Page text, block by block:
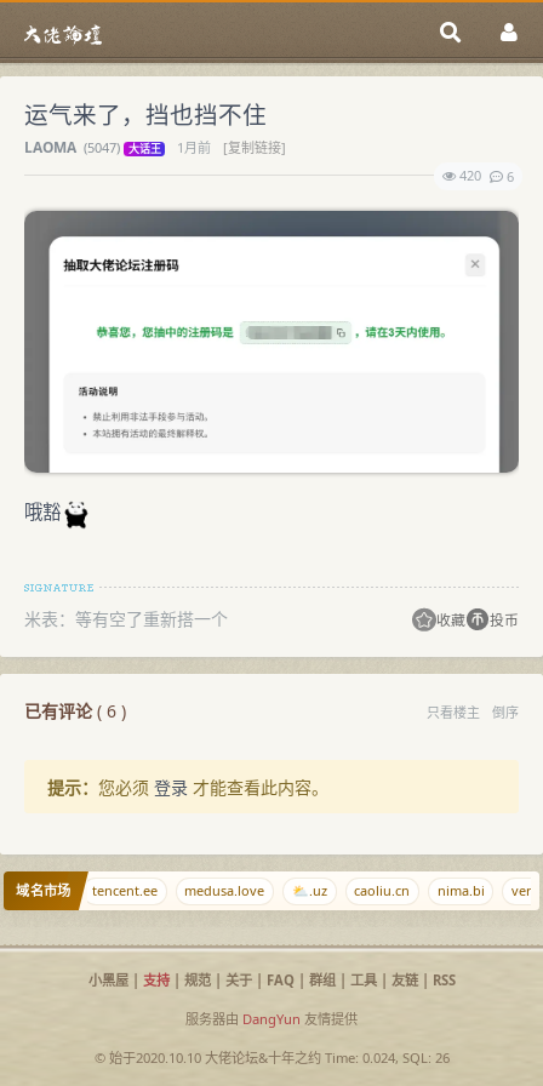
运气来了，挡也挡不住
LAOMA (5047) 大话王 1月前
[复制链接]
420
6
哦豁
米表：等有空了重新搭一个 收藏 投币
已有评论( 6 ) 只看楼主 倒序
提示： 您必须 登录 才能查看此内容。
域名市场
v--v.com tencent.ee medusa.love ⛅.uz caoliu.cn nima.bi
小黑屋| 支持| 规范| 关于| FAQ| 群组| 工具| 友链| RSS
服务器由 DangYun 友情提供
© 始于2020.10.10 大佬论坛&十年之约Time: 0.024, SQL: 26